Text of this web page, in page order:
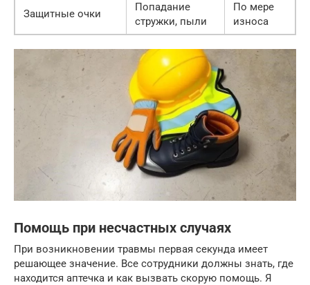
Защитные очки
Попадание
стружки, пыли
По мере
износа
Помощь при несчастных случаях
При возникновении травмы первая секунда имеет
решающее значение. Все сотрудники должны знать, где
находится аптечка и как вызвать скорую помощь. Я